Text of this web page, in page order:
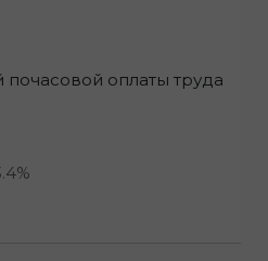
оплаты труда